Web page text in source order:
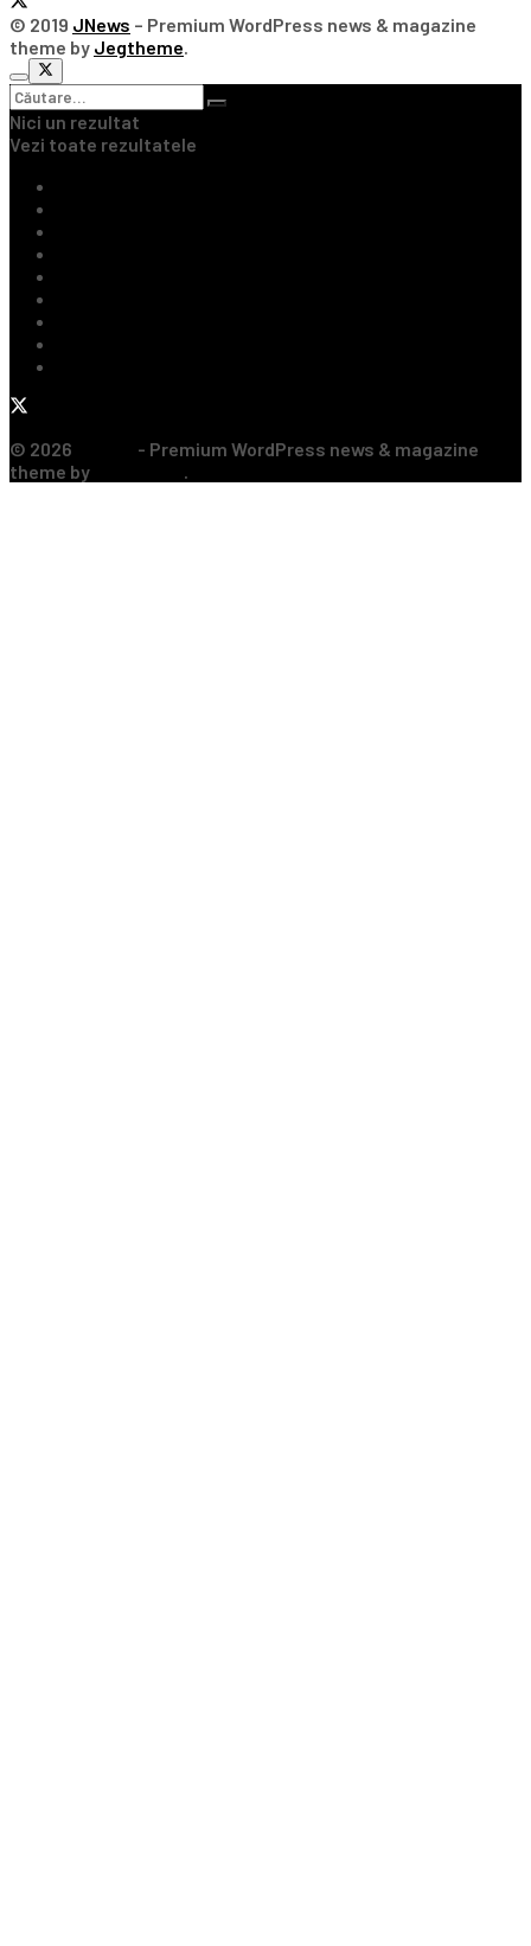
© 2019 JNews – Premium WordPress news & magazine
theme by Jegtheme.
Nici un rezultat
Vezi toate rezultatele
© 2026
- Premium WordPress news & magazine
theme by
.